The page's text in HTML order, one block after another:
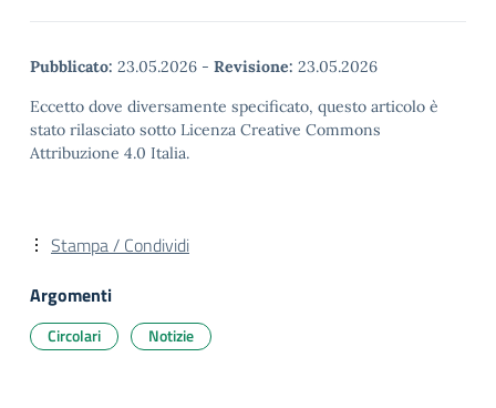
Pubblicato: 23.05.2026 - Revisione: 23.05.2026
Eccetto dove diversamente specificato, questo articolo è
stato rilasciato sotto Licenza Creative Commons
Attribuzione 4.0 Italia.
Stampa / Condividi
Argomenti
Circolari Notizie